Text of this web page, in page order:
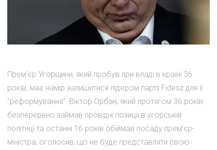
Прем'єр Угорщини, який пробув при владі в країні 36
років, має намір залишитися лідером партії Fidesz для її
"реформування". Віктор Орбан, який протягом 36 років
безперервно займав провідні позиції в угорській
політиці та останні 16 років обіймав посаду прем'єр-
міністра, оголосив, що не буде представляти свою